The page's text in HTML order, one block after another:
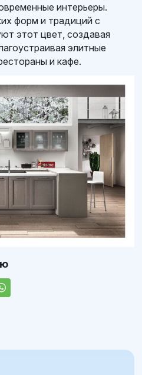
интерьеры.
форм и традиций с
этот цвет, создавая
элитные
и кафе.